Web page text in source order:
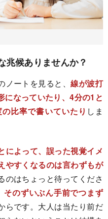
兆候ありませんか？
ノートを見ると、線が波打
になっていたり、4分の1と
比率で書いていたり しま
によって、誤った視覚イメ
やすくなるのは言わずもが
のはちょっと待ってくださ
そのずいぶん手前でつまず
らです。大人は当たり前だ